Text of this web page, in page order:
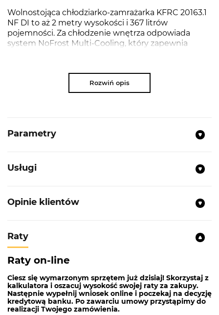
Wolnostojąca chłodziarko-zamrażarka KFRC 20163.1
NF DI to aż 2 metry wysokości i 367 litrów
pojemności. Za chłodzenie wnętrza odpowiada
system NoFrost Multi-Cooling, który zapewnia
rozmieszczenie półek i szuflad gwarantuje wygodę
przechowywania. Komfort użytkowania dopełnia
sterowanie elektroniczne.
NAJWAŻNIEJSZE PARAMETRY
Klasa energetyczna:
Pojemność zamrażarki:
System chłodzenia:
Materiał wykonania półek:
Klasa klimatyczna:T/SN
Rodzaj sterowania:Elektroniczne
Oświetlenie wnętrza:LED
Rozwiń opis
Parametry
Usługi
Opinie klientów
Raty
Raty on-line
Ciesz się wymarzonym sprzętem już dzisiaj! Skorzystaj z
kalkulatora i oszacuj wysokość swojej raty za zakupy.
Następnie wypełnij wniosek online i poczekaj na decyzję
kredytową banku. Po zawarciu umowy przystąpimy do
realizacji Twojego zamówienia.